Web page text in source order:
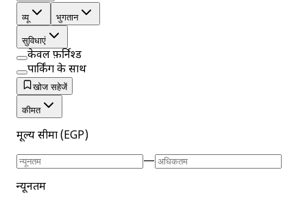
व्यू भुगतान
सुविधाएं
केवल फ़र्निश्ड
पार्किंग के साथ
खोज सहेजें
कीमत
मूल्य सीमा (EGP)
—
न्यूनतम